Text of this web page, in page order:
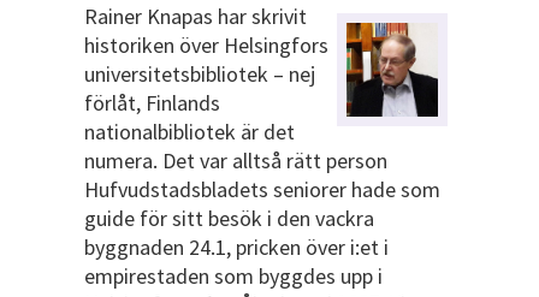
Rainer Knapas har skrivit
historiken över Helsingfors
universitetsbibliotek – nej
förlåt, Finlands
nationalbibliotek är det
numera. Det var alltså rätt person
Hufvudstadsbladets seniorer hade som
guide för sitt besök i den vackra
byggnaden 24.1, pricken över i:et i
empirestaden som byggdes upp i